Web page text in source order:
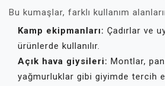
Bu kumaşlar, farklı kullanım
Kamp ekipmanları: Çadırlar ve
ürünlerde kullanılır.
Açık hava giysileri: Montlar,
yağmurluklar gibi giyimde tercih